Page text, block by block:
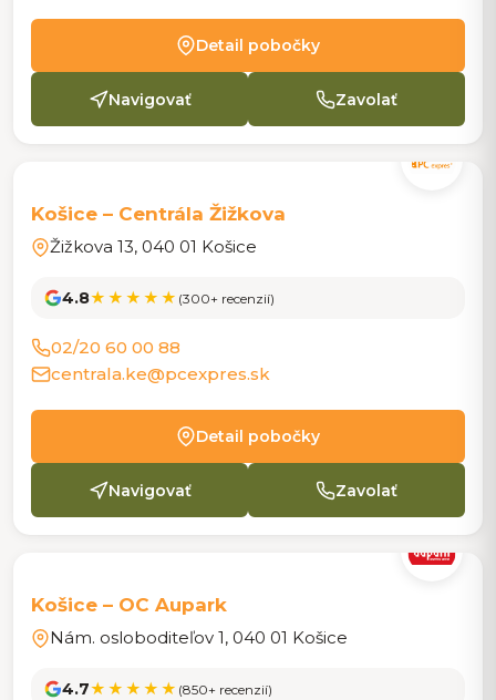
Detail pobočky
Navigovať Zavolať
Košice – Centrála Žižkova
Žižkova 13, 040 01 Košice
4.8★★★★★ (300+ recenzií)
02/20 60 00 88
centrala.ke@pcexpres.sk
Detail pobočky
Navigovať Zavolať
Košice – OC Aupark
Nám. osloboditeľov 1, 040 01 Košice
4.7★★★★★ (850+ recenzií)